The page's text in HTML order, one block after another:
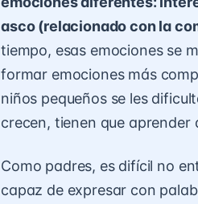
asco (relacionado con la
tiempo, esas emociones se
formar emociones más
niños pequeños se les
crecen, tienen que aprender
Como padres, es difícil no
capaz de expresar con